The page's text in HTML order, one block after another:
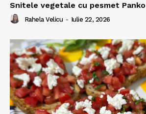
Snitele vegetale cu pesmet Panko
Rahela Velicu - Iulie 22, 2026